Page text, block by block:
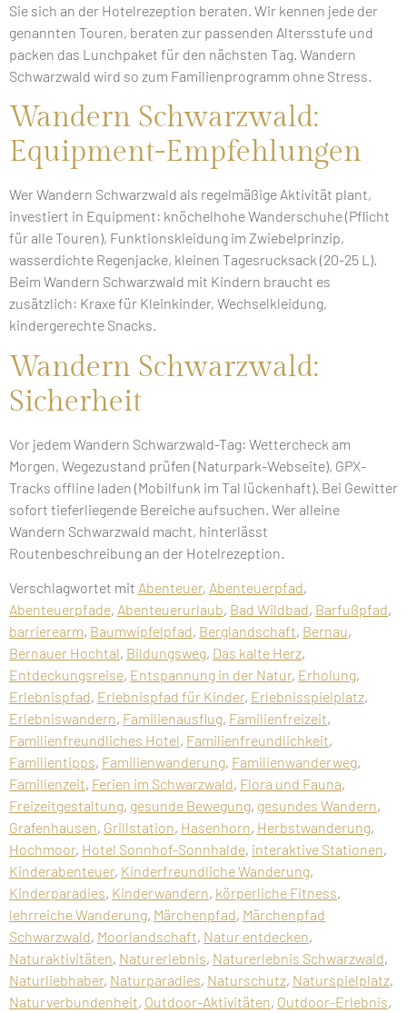
Sie sich an der Hotelrezeption beraten. Wir kennen jede der
genannten Touren, beraten zur passenden Altersstufe und
packen das Lunchpaket für den nächsten Tag. Wandern
Schwarzwald wird so zum Familienprogramm ohne Stress.
Wandern Schwarzwald:
Equipment-Empfehlungen
Wer Wandern Schwarzwald als regelmäßige Aktivität plant,
investiert in Equipment: knöchelhohe Wanderschuhe (Pflicht
für alle Touren), Funktionskleidung im Zwiebelprinzip,
wasserdichte Regenjacke, kleinen Tagesrucksack (20-25 L).
Beim Wandern Schwarzwald mit Kindern braucht es
zusätzlich: Kraxe für Kleinkinder, Wechselkleidung,
kindergerechte Snacks.
Wandern Schwarzwald:
Sicherheit
Vor jedem Wandern Schwarzwald-Tag: Wettercheck am
Morgen, Wegezustand prüfen (Naturpark-Webseite), GPX-
Tracks offline laden (Mobilfunk im Tal lückenhaft). Bei Gewitter
sofort tieferliegende Bereiche aufsuchen. Wer alleine
Wandern Schwarzwald macht, hinterlässt
Routenbeschreibung an der Hotelrezeption.
Verschlagwortet mit Abenteuer, Abenteuerpfad,
Abenteuerpfade, Abenteuerurlaub, Bad Wildbad, Barfußpfad,
barrierearm, Baumwipfelpfad, Berglandschaft, Bernau,
Bernauer Hochtal, Bildungsweg, Das kalte Herz,
Entdeckungsreise, Entspannung in der Natur, Erholung,
Erlebnispfad, Erlebnispfad für Kinder, Erlebnisspielplatz,
Erlebniswandern, Familienausflug, Familienfreizeit,
Familienfreundliches Hotel, Familienfreundlichkeit,
Familientipps, Familienwanderung, Familienwanderweg,
Familienzeit, Ferien im Schwarzwald, Flora und Fauna,
Freizeitgestaltung, gesunde Bewegung, gesundes Wandern,
Grafenhausen, Grillstation, Hasenhorn, Herbstwanderung,
Hochmoor, Hotel Sonnhof-Sonnhalde, interaktive Stationen,
Kinderabenteuer, Kinderfreundliche Wanderung,
Kinderparadies, Kinderwandern, körperliche Fitness,
lehrreiche Wanderung, Märchenpfad, Märchenpfad
Schwarzwald, Moorlandschaft, Natur entdecken,
Naturaktivitäten, Naturerlebnis, Naturerlebnis Schwarzwald,
Naturliebhaber, Naturparadies, Naturschutz, Naturspielplatz,
Naturverbundenheit, Outdoor-Aktivitäten, Outdoor-Erlebnis,